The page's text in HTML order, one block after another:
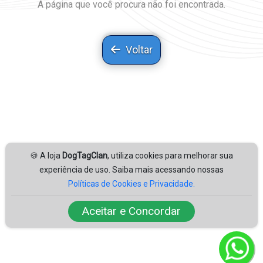
🍪 A loja DogTagClan, utiliza cookies para melhorar sua
experiência de uso. Saiba mais acessando nossas
Políticas de Cookies e Privacidade.
Aceitar e Concordar
A página que você procura não foi encontrada.
Voltar